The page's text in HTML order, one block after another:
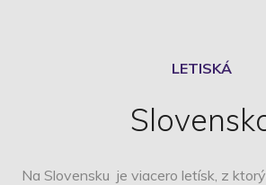
LETISKÁ
Na Slovensku je viacero letísk, z